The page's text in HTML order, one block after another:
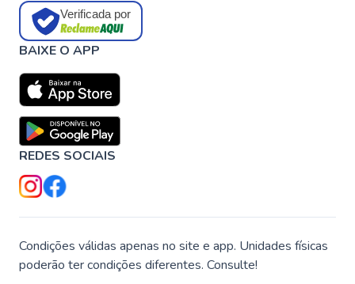
Verificada por
BAIXE O APP
REDES SOCIAIS
Condições válidas apenas no site e app. Unidades físicas
poderão ter condições diferentes. Consulte!